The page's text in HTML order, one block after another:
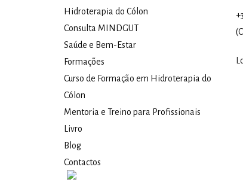
Hidroterapia do Cólon​
Consulta MINDGUT
Saúde e Bem-Estar
Formações
Curso de Formação em Hidroterapia do
Cólon
Mentoria e Treino para Profissionais
Livro
Blog
Contactos